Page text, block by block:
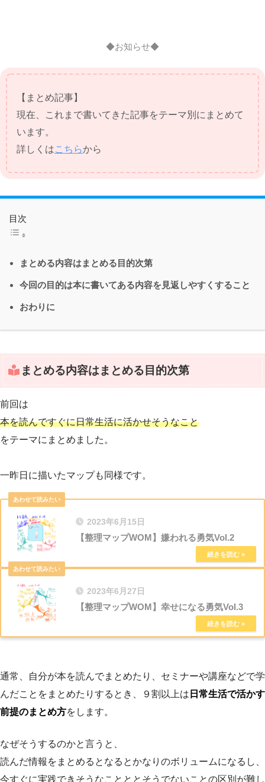
◆お知らせ◆
【まとめ記事】
現在、これまで書いてきた記事をテーマ別にまとめて
います。
詳しくはこちらから
目次
まとめる内容はまとめる目的次第
今回の目的は本に書いてある内容を見返しやすくすること
おわりに
まとめる内容はまとめる目的次第
前回は
本を読んですぐに日常生活に活かせそうなこと
をテーマにまとめました。
一昨日に描いたマップも同様です。
2023年6月15日
【整理マップWOM】嫌われる勇気Vol.2
2023年6月27日
【整理マップWOM】幸せになる勇気Vol.3
通常、自分が本を読んでまとめたり、セミナーや講座などで学
んだことをまとめたりするとき、９割以上は 日常生活で活かす
前提のまとめ方をします。
なぜそうするのかと言うと、
読んだ情報をまとめるとなるとかなりのボリュームになるし、
今すぐに実践できそうなことととそうでないことの区別が難し